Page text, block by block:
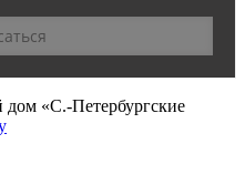
«С.-Петербургские